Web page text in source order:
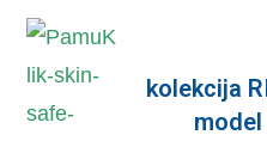
kolekcija
model